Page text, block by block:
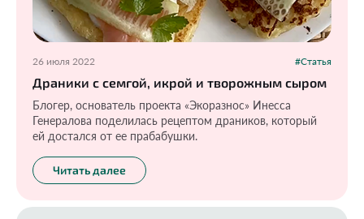
26 июля 2022 #Статья
Драники с семгой, икрой и творожным сыром
Блогер, основатель проекта «Экоразнос» Инесса
Генералова поделилась рецептом драников, который
ей достался от ее прабабушки.
Читать далее